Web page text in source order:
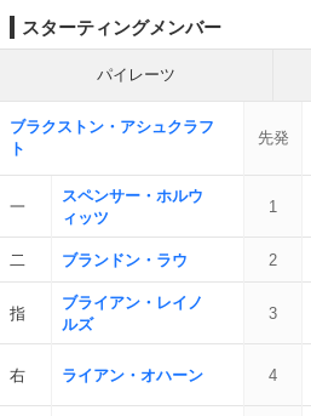
スターティングメンバー
パイレーツ
ブラクストン・アシュクラフ
ト
先発
一
スペンサー・ホルウ
ィッツ
1
二 ブランドン・ラウ 2
指
ブライアン・レイノ
ルズ
3
右 ライアン・オハーン 4